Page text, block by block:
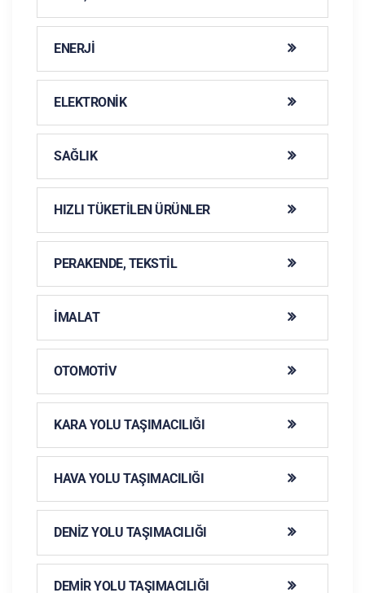
ENERJI
ELEKTRONIK
SAĞLIK
HIZLI TÜKETILEN ÜRÜNLER
PERAKENDE, TEKSTIL
İMALAT
OTOMOTIV
KARA YOLU TAŞIMACILIĞI
HAVA YOLU TAŞIMACILIĞI
DENIZ YOLU TAŞIMACILIĞI
DEMIR YOLU TAŞIMACILIĞI